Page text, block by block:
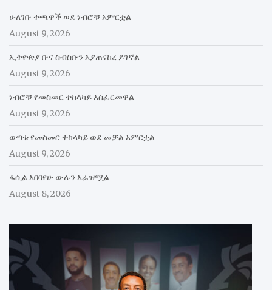
ሁለገቡ ተጫዋች ወደ ነብሮቹ አምርቷል
August 9, 2026
ኢትዮጵያ ቡና ስብስቡን እያጠናከረ ይገኛል
August 9, 2026
ነብሮቹ የመስመር ተከላካይ እሰፈርመዋል
August 9, 2026
ወጣቱ የመስመር ተከላካይ ወደ መቻል አምርቷል
August 9, 2026
ፋሲል አበባየሁ ውሉን አራዝሟል
August 8, 2026